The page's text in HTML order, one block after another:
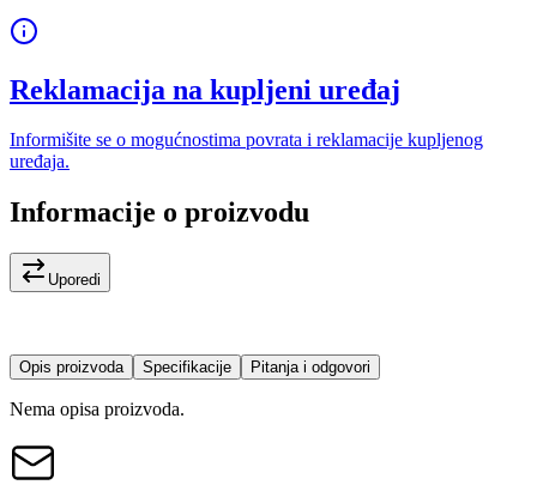
Reklamacija na kupljeni uređaj
Informišite se o mogućnostima povrata i reklamacije kupljenog
uređaja.
Informacije o proizvodu
Uporedi
Opis proizvoda Specifikacije Pitanja i odgovori
Nema opisa proizvoda.